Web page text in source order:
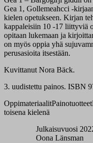
Gea 1, Gollemeahcci -
kielen opetukseen. Kirjan
kappaleisiin 10 -17 liittyviä
opitaan lukemaan ja
on myös oppia yhä
perusasioita itsestään.
Kuvittanut Nora Bäck.
3. uudistettu painos. ISBN
OppimateriaalitPainotuotteet
toisena kielenä
Julkaisuvuosi
Oona Länsman